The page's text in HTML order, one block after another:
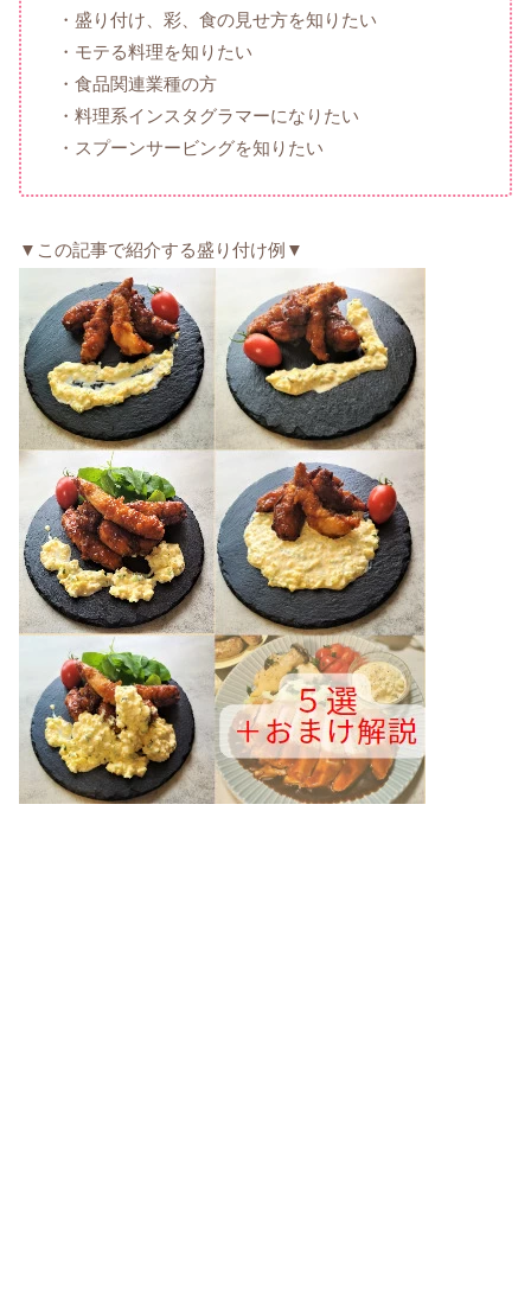
・盛り付け、彩、食の見せ方を知りたい
・モテる料理を知りたい
・食品関連業種の方
・料理系インスタグラマーになりたい
・スプーンサービングを知りたい
▼この記事で紹介する盛り付け例▼